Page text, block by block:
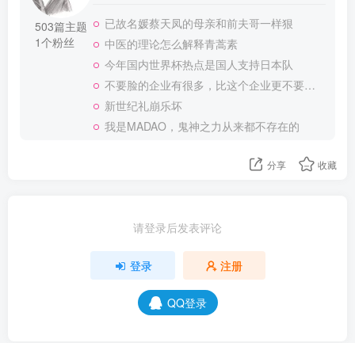
503篇主题
1个粉丝
已故名媛蔡天凤的母亲和前夫哥一样狠
中医的理论怎么解释青蒿素
今年国内世界杯热点是国人支持日本队
不要脸的企业有很多，比这个企业更不要脸的，应该就没有了
新世纪礼崩乐坏
我是MADAO，鬼神之力从来都不存在的
分享 收藏
请登录后发表评论
登录 注册
QQ登录